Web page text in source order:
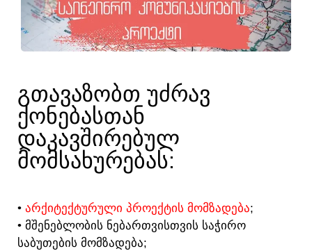
ᲒᲗᲐᲕᲐᲖᲝᲑᲗ ᲣᲫᲠᲐᲕ
ᲥᲝᲜᲔᲑᲐᲡᲗᲐᲜ
ᲓᲐᲙᲐᲕᲨᲘᲠᲔᲑᲣᲚ
ᲛᲝᲛᲡᲐᲮᲣᲠᲔᲑᲐᲡ:​
• ᲐᲠᲥᲘᲢᲔᲥᲢᲣᲠᲣᲚᲘ ᲞᲠᲝᲔᲥᲢᲘᲡ ᲛᲝᲛᲖᲐᲓᲔᲑᲐ;
• ᲛᲨᲔᲜᲔᲑᲚᲝᲑᲘᲡ ᲜᲔᲑᲐᲠᲗᲕᲘᲡᲗᲕᲘᲡ ᲡᲐᲭᲘᲠᲝ
ᲡᲐᲑᲣᲗᲔᲑᲘᲡ ᲛᲝᲛᲖᲐᲓᲔᲑᲐ;